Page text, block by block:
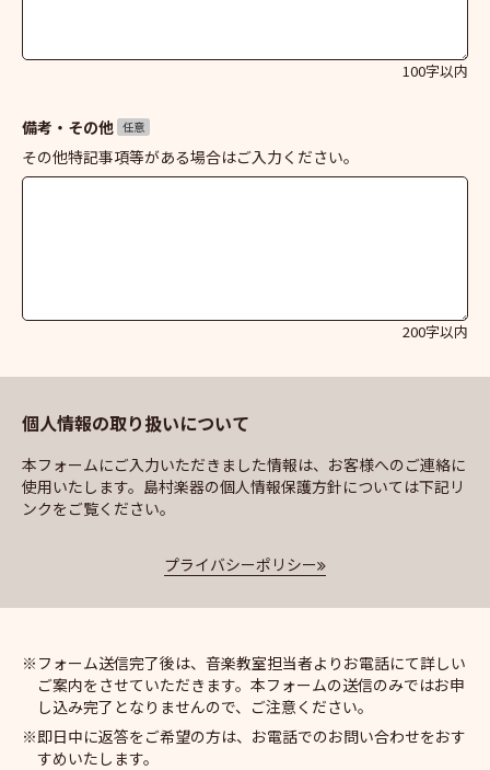
100字以内
備考・その他 任意
その他特記事項等がある場合はご入力ください。
200字以内
個人情報の取り扱いについて
本フォームにご入力いただきました情報は、お客様へのご連絡に
使用いたします。島村楽器の個人情報保護方針については下記リ
ンクをご覧ください。
プライバシーポリシー
フォーム送信完了後は、音楽教室担当者よりお電話にて詳しい
ご案内をさせていただきます。本フォームの送信のみではお申
し込み完了となりませんので、ご注意ください。
即日中に返答をご希望の方は、お電話でのお問い合わせをおす
すめいたします。